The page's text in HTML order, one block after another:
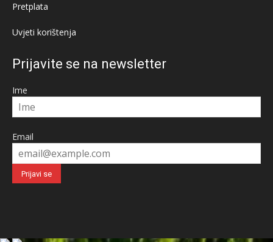
Pretplata
Uvjeti korištenja
Prijavite se na newsletter
Ime
Email